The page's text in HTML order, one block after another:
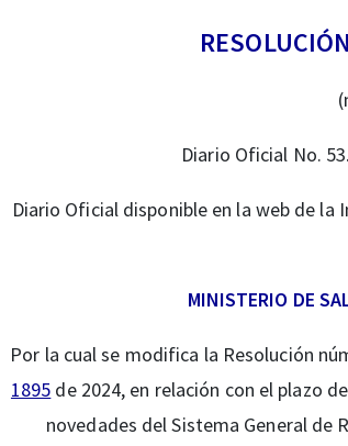
Diario Oficial No.
Diario Oficial disponible en la web de
MINISTERIO DE
Por la cual se modifica la Resolución
1895 de 2024, en relación con el plazo
novedades del Sistema General de